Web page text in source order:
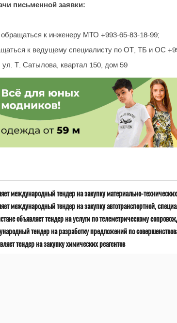
письменной заявки:
к инженеру МТО +993-65-83-18-99;
к ведущему специалисту по ОТ, ТБ и ОС
ул. Т. Сатылова, квартал 150, дом 59
международный тендер на закупку материально-
международный тендер на закупку автотранспортной,
объявляет тендер на услуги по телеметрическому
тендер на разработку предложений по
тендер на закупку химических реагентов